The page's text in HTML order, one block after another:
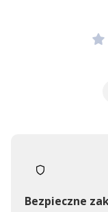
Bezpieczne